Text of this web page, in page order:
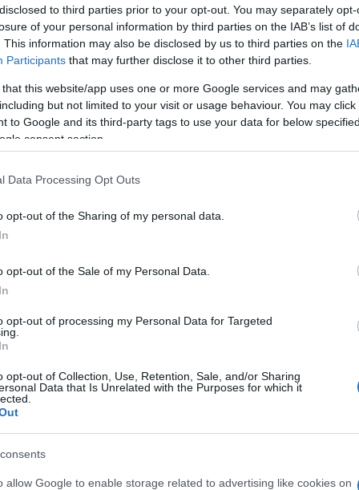
to third parties prior to your opt-out. You may separately
of your personal information by third parties on the IAB’s list of
This information may also be disclosed by us to third parties on the
Participants that may further disclose it to other third parties.
that this website/app uses one or more Google services and may
but not limited to your visit or usage behaviour. You may
to Google and its third-party tags to use your data for below
consent section.
Data Processing Opt Outs
opt-out of the Sharing of my personal data.
opt-out of the Sale of my Personal Data.
opt-out of processing my Personal Data for Targeted
opt-out of Collection, Use, Retention, Sale, and/or Sharing
Data that Is Unrelated with the Purposes for which it
allow Google to enable storage related to advertising like cookies on
kategóriában adtak át
filmje tükröt
országban fogják
Jupiter holdja című filmet,
8-tól látható itthon. A film,
a menekültválság adja,
szól egy különös
keresztül. Az egyik
orvos, akinek élete
eszméinek,
EGYÉB
Provokatív film a
holdja
Provokatív film a Jupiter
menekültválság európai
mondta május 19-én
díszbemutatója előtt a 70.
bemutató után a
Jupiter holdjáról, többek
csillagokba tör”.
a magyar film
magyar részvétellel
Kik mennek
Két magyar rendező filmjét